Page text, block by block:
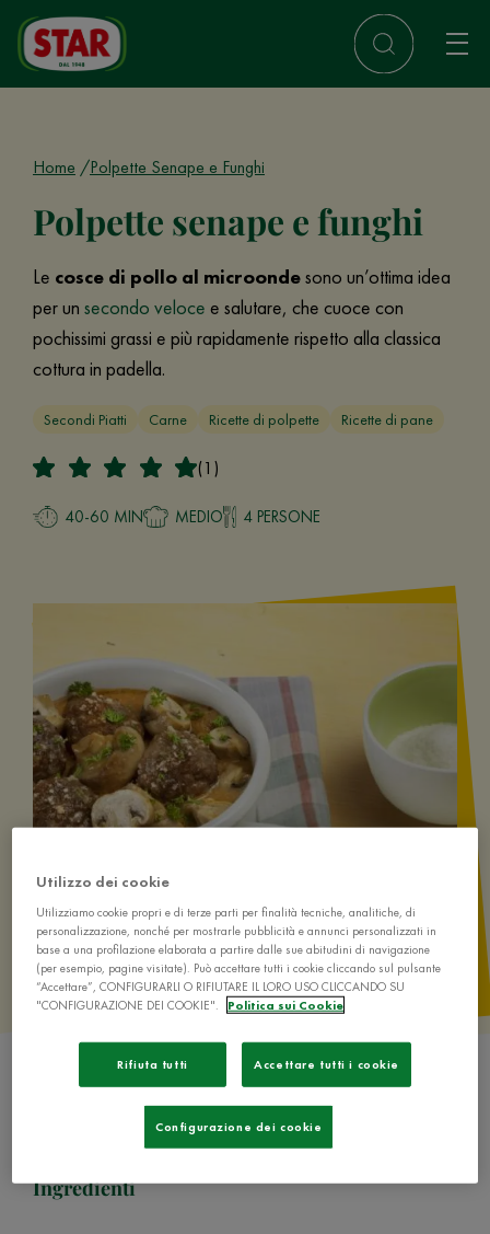
Home Polpette Senape e Funghi
Polpette senape e funghi
Le cosce di pollo al microondesono un’ottima idea
per un secondo veloce e salutare, che cuoce con
pochissimi grassi e più rapidamente rispetto alla classica
cottura in padella.
Secondi Piatti Carne Ricette di polpette Ricette di pane
(1)
40-60 MIN MEDIO 4 PERSONE
Ingredienti
Utilizzo dei cookie
Utilizziamo cookie propri e di terze parti per finalità tecniche, analitiche, di
personalizzazione, nonché per mostrarle pubblicità e annunci personalizzati in
base a una profilazione elaborata a partire dalle sue abitudini di navigazione
(per esempio, pagine visitate). Può accettare tutti i cookie cliccando sul pulsante
“Accettare”, CONFIGURARLI O RIFIUTARE IL LORO USO CLICCANDO SU
"CONFIGURAZIONE DEI COOKIE".
Politica sui Cookie
Rifiuta tutti Accettare tutti i cookie
Configurazione dei cookie